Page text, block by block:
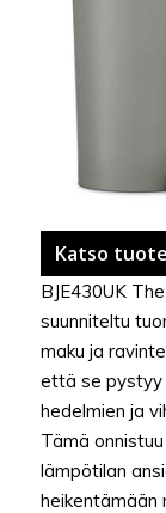
Katso
BJE430UK
suunniteltu
maku ja
että se pystyy
hedelmien ja
Tämä
lämpötilan
heikentämään